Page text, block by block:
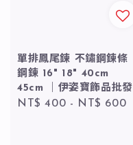
單排鳳尾鍊 不鏽鋼鍊條
鋼鍊 16" 18" 40cm
45cm ｜伊姿寶飾品批發
Regular
NT$ 400 - NT$ 600